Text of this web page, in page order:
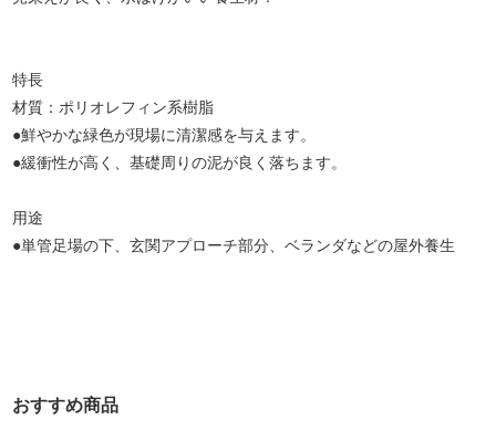
特長
材質：ポリオレフィン系樹脂
●鮮やかな緑色が現場に清潔感を与えます。
●緩衝性が高く、基礎周りの泥が良く落ちます。
用途
●単管足場の下、玄関アプローチ部分、ベランダなどの屋外養生
おすすめ商品